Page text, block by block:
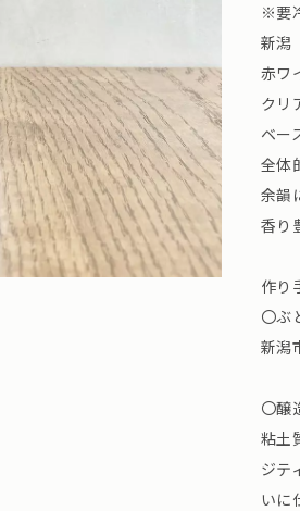
※要
新潟
赤ワ
クリ
ベー
全体
余韻
香り
作り
〇ぶ
新潟
〇醸
粘土
ジテ
いに